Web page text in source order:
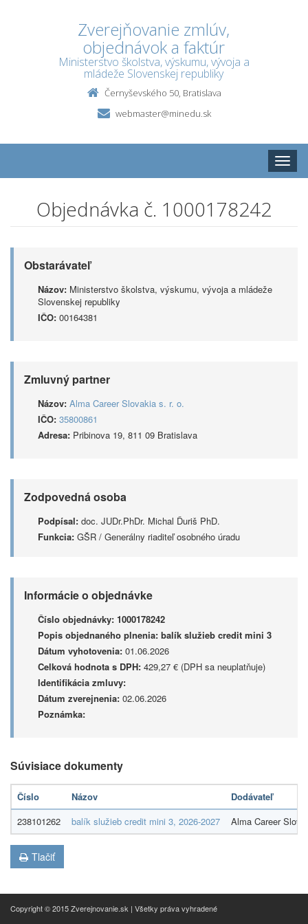
Zverejňovanie zmlúv,
objednávok a faktúr
Ministerstvo školstva, výskumu, vývoja a
mládeže Slovenskej republiky
Černyševského 50, Bratislava
webmaster@minedu.sk
Toggle
Objednávka č. 1000178242
Obstarávateľ
Názov: Ministerstvo školstva, výskumu, vývoja a mládeže
Slovenskej republiky
IČO: 00164381
Zmluvný partner
Názov: Alma Career Slovakia s. r. o.
IČO: 35800861
Adresa: Pribinova 19, 811 09 Bratislava
Zodpovedná osoba
Podpísal: doc. JUDr.PhDr. Michal Ďuriš PhD.
Funkcia: GŠR / Generálny riaditeľ osobného úradu
Informácie o objednávke
Číslo objednávky: 1000178242
Popis objednaného plnenia: balík služieb credit mini 3
Dátum vyhotovenia: 01.06.2026
Celková hodnota s DPH: 429,27 € (DPH sa neuplatňuje)
Identifikácia zmluvy:
Dátum zverejnenia: 02.06.2026
Poznámka:
Súvisiace dokumenty
Číslo Názov
Dodávateľ
238101262
balík služieb credit mini 3, 2026-2027 Alma Career
Tlačiť
Copyright © 2015 Zverejnovanie.sk | Všetky práva vyhradené